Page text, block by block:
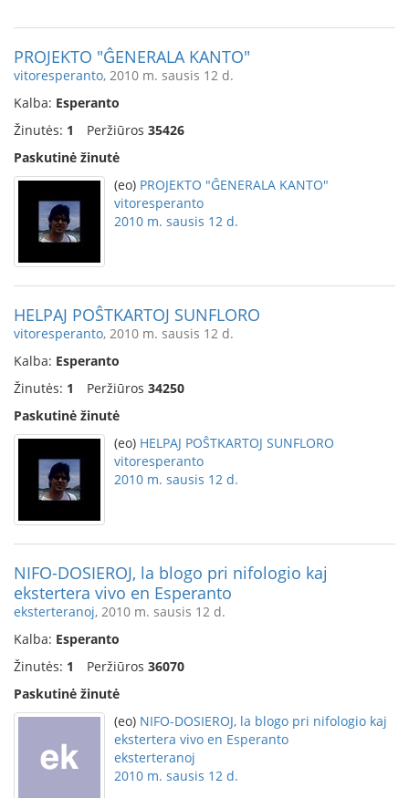
PROJEKTO "ĜENERALA KANTO"
vitoresperanto, 2010 m. sausis 12 d.
Kalba: Esperanto
Žinutės: 1 Peržiūros 35426
Paskutinė žinutė
(eo) PROJEKTO "ĜENERALA KANTO"
vitoresperanto
2010 m. sausis 12 d.
HELPAJ POŜTKARTOJ SUNFLORO
vitoresperanto, 2010 m. sausis 12 d.
Kalba: Esperanto
Žinutės: 1 Peržiūros 34250
Paskutinė žinutė
(eo) HELPAJ POŜTKARTOJ SUNFLORO
vitoresperanto
2010 m. sausis 12 d.
NIFO-DOSIEROJ, la blogo pri nifologio kaj
ekstertera vivo en Esperanto
eksterteranoj, 2010 m. sausis 12 d.
Kalba: Esperanto
Žinutės: 1 Peržiūros 36070
Paskutinė žinutė
(eo) NIFO-DOSIEROJ, la blogo pri nifologio kaj
ekstertera vivo en Esperanto
eksterteranoj
2010 m. sausis 12 d.